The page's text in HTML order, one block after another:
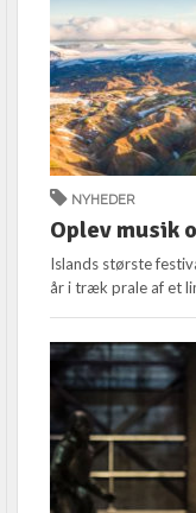
NYHEDER
Oplev musik
Islands største
år i træk prale af et